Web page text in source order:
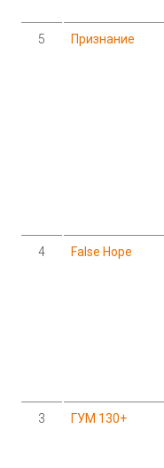
5 Признание
4 False Hope
3 ГУМ 130+